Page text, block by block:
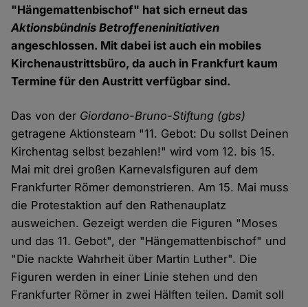
"Hängemattenbischof" hat sich erneut das
Aktionsbündnis Betroffeneninitiativen
angeschlossen. Mit dabei ist auch ein mobiles
Kirchenaustrittsbüro, da auch in Frankfurt kaum
Termine für den Austritt verfügbar sind.
Das von der Giordano-Bruno-Stiftung (gbs)
getragene Aktionsteam "11. Gebot: Du sollst Deinen
Kirchentag selbst bezahlen!" wird vom 12. bis 15.
Mai mit drei großen Karnevalsfiguren auf dem
Frankfurter Römer demonstrieren. Am 15. Mai muss
die Protestaktion auf den Rathenauplatz
ausweichen. Gezeigt werden die Figuren "Moses
und das 11. Gebot", der "Hängemattenbischof" und
"Die nackte Wahrheit über Martin Luther". Die
Figuren werden in einer Linie stehen und den
Frankfurter Römer in zwei Hälften teilen. Damit soll